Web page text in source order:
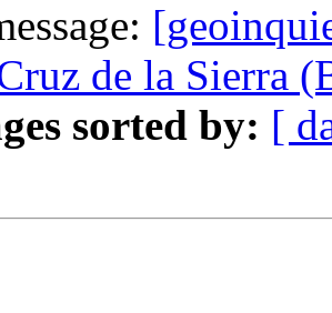
de la Sierra
sorted by: [